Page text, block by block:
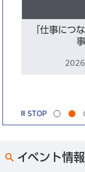
「仕事につ
STOP
イベント情